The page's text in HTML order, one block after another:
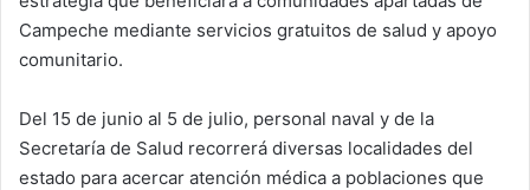
Campeche mediante servicios gratuitos de salud y apoyo
comunitario.
Del 15 de junio al 5 de julio, personal naval y de la
Secretaría de Salud recorrerá diversas localidades del
estado para acercar atención médica a poblaciones que